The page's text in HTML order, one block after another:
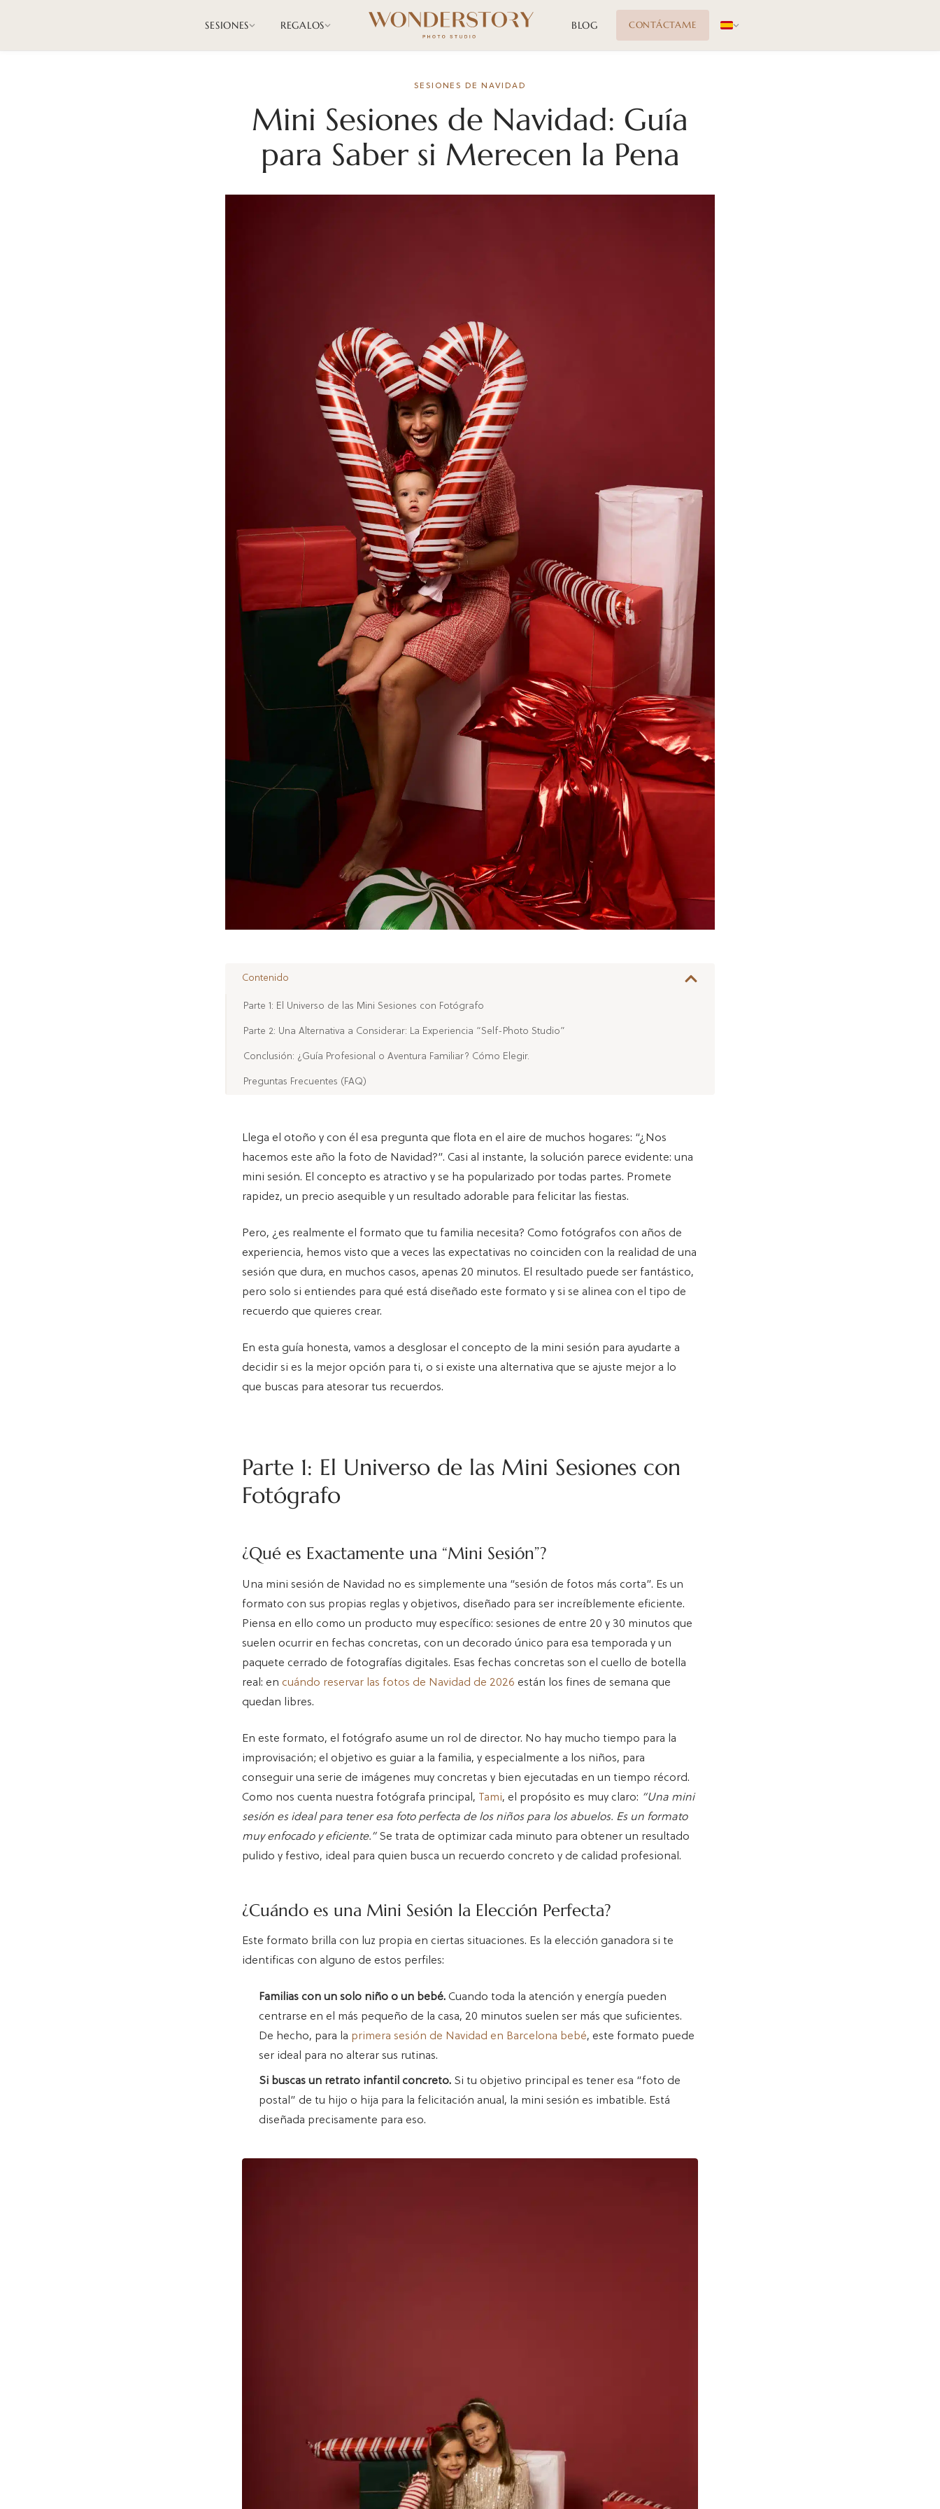
SESIONES REGALOS BLOG CONTÁCTAME
SESIONES DE NAVIDAD
Mini Sesiones de Navidad: Guía
para Saber si Merecen la Pena
Contenido
Parte 1: El Universo de las Mini Sesiones con Fotógrafo
Parte 2: Una Alternativa a Considerar: La Experiencia “Self-Photo Studio”
Conclusión: ¿Guía Profesional o Aventura Familiar? Cómo Elegir.
Preguntas Frecuentes (FAQ)
Llega el otoño y con él esa pregunta que flota en el aire de muchos hogares: “¿Nos
hacemos este año la foto de Navidad?”. Casi al instante, la solución parece evidente: una
mini sesión. El concepto es atractivo y se ha popularizado por todas partes. Promete
rapidez, un precio asequible y un resultado adorable para felicitar las fiestas.
Pero, ¿es realmente el formato que tu familia necesita? Como fotógrafos con años de
experiencia, hemos visto que a veces las expectativas no coinciden con la realidad de una
sesión que dura, en muchos casos, apenas 20 minutos. El resultado puede ser fantástico,
pero solo si entiendes para qué está diseñado este formato y si se alinea con el tipo de
recuerdo que quieres crear.
En esta guía honesta, vamos a desglosar el concepto de la mini sesión para ayudarte a
decidir si es la mejor opción para ti, o si existe una alternativa que se ajuste mejor a lo
que buscas para atesorar tus recuerdos.
Parte 1: El Universo de las Mini Sesiones con
Fotógrafo
¿Qué es Exactamente una “Mini Sesión”?
Una mini sesión de Navidad no es simplemente una “sesión de fotos más corta”. Es un
formato con sus propias reglas y objetivos, diseñado para ser increíblemente eficiente.
Piensa en ello como un producto muy específico: sesiones de entre 20 y 30 minutos que
suelen ocurrir en fechas concretas, con un decorado único para esa temporada y un
paquete cerrado de fotografías digitales. Esas fechas concretas son el cuello de botella
real: en cuándo reservar las fotos de Navidad de 2026 están los fines de semana que
quedan libres.
En este formato, el fotógrafo asume un rol de director. No hay mucho tiempo para la
improvisación; el objetivo es guiar a la familia, y especialmente a los niños, para
conseguir una serie de imágenes muy concretas y bien ejecutadas en un tiempo récord.
Como nos cuenta nuestra fotógrafa principal, Tami, el propósito es muy claro: “Una mini
sesión es ideal para tener esa foto perfecta de los niños para los abuelos. Es un formato
muy enfocado y eficiente.”Se trata de optimizar cada minuto para obtener un resultado
pulido y festivo, ideal para quien busca un recuerdo concreto y de calidad profesional.
¿Cuándo es una Mini Sesión la Elección Perfecta?
Este formato brilla con luz propia en ciertas situaciones. Es la elección ganadora si te
identificas con alguno de estos perfiles:
Familias con un solo niño o un bebé. Cuando toda la atención y energía pueden
centrarse en el más pequeño de la casa, 20 minutos suelen ser más que suficientes.
De hecho, para la primera sesión de Navidad en Barcelona bebé, este formato puede
ser ideal para no alterar sus rutinas.
Si buscas un retrato infantil concreto. Si tu objetivo principal es tener esa “foto de
postal” de tu hijo o hija para la felicitación anual, la mini sesión es imbatible. Está
diseñada precisamente para eso.